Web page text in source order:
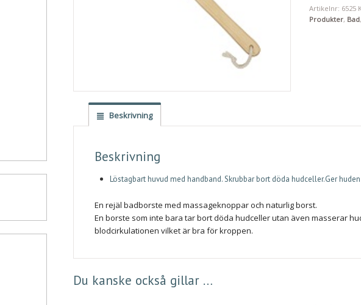
Artikelnr: 6525
Produkter, Bad,
Beskrivning
Beskrivning
Löstagbart huvud med handband. Skrubbar bort döda hudceller.Ger
En rejäl badborste med massageknoppar och naturlig borst.
En borste som inte bara tar bort döda hudceller utan även masserar
blodcirkulationen vilket är bra för kroppen.
Du kanske också gillar …